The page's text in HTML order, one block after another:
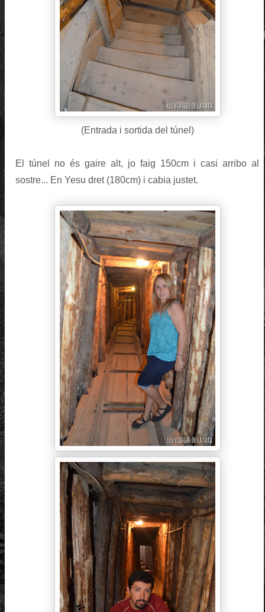
(Entrada i sortida del túnel)
El túnel no és gaire alt, jo faig 150cm i casi arribo al
sostre... En Yesu dret (180cm) i cabia justet.